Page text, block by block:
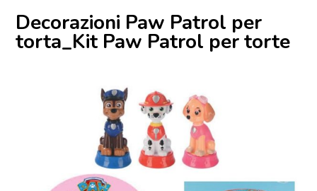
Decorazioni Paw Patrol per
torta_Kit Paw Patrol per torte